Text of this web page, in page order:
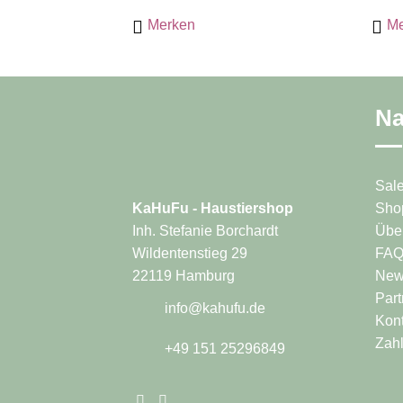
Varianten
werden
Merken
KaHuFu - Haustiershop
Inh. Stefanie Borchardt
Wildentenstieg 29
22119 Hamburg
info@kahufu.de
+49 151 25296849
Sale
FAQ